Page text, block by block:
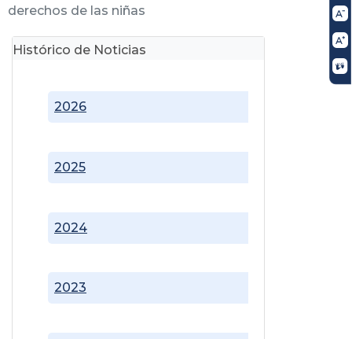
derechos de las niñas
Histórico de Noticias
2023
2024
2025
2026